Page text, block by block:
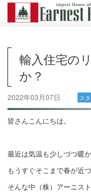
輸入住宅の
か？
2022年03月07日 ス
皆さんこんにちは。
最近は気温も少しづつ暖
もうすぐそこまで春が近
そんな中（株）アーニス